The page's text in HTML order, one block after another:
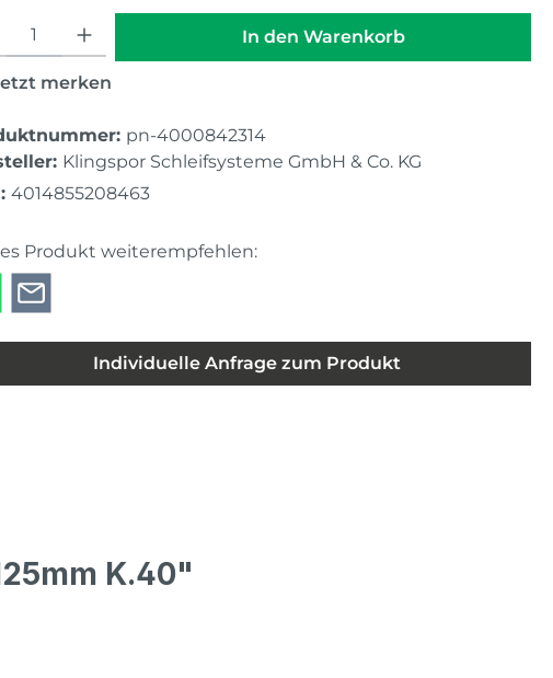
Anzahl: Gib den gewünschten Wert ein oder benutze die
In den Warenkorb
merken
pn-4000842314
Klingspor Schleifsysteme GmbH & Co. KG
4014855208463
Produkt weiterempfehlen:
Individuelle Anfrage zum Produkt
K.40"